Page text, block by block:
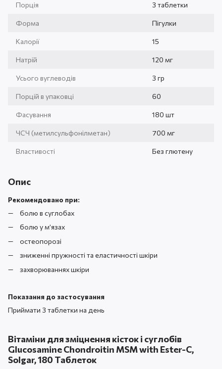
Порція 3 таблетки
Форма Пігулки
Калорії 15
Натрій 120 мг
Усього вуглеводів 3 гр
Порцій в упаковці 60
Фасування 180 шт
ЧСЧ (метилсульфонілметан) 700 мг
Властивості Без глютену
Опис
Рекомендовано при:
болю в суглобах
болю у м’язах
остеопорозі
зниженні пружності та еластичності шкіри
захворюваннях шкіри
Показання до застосування
Приймати 3 таблетки на день
Вітаміни для зміцнення кісток і суглобів
Glucosamine Chondroitin МSМ with Ester-C,
Solgar, 180 Таблеток